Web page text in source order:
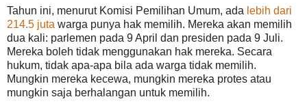
Tahun ini, menurut Komisi Pemilihan Umum, ada lebih dari
214.5 juta warga punya hak memilih. Mereka akan memilih
dua kali: parlemen pada 9 April dan presiden pada 9 Juli.
Mereka boleh tidak menggunakan hak mereka. Secara
hukum, tidak apa-apa bila ada warga tidak memilih.
Mungkin mereka kecewa, mungkin mereka protes atau
mungkin saja berhalangan untuk memilih.